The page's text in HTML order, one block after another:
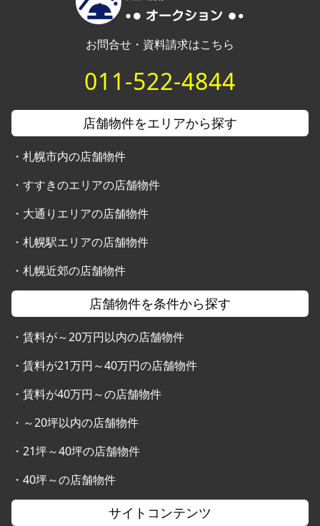
お問合せ・資料請求はこちら
011-522-4844
店舗物件をエリアから探す
・ 札幌市内の店舗物件
・ すすきのエリアの店舗物件
・ 大通りエリアの店舗物件
・ 札幌駅エリアの店舗物件
・ 札幌近郊の店舗物件
店舗物件を条件から探す
・ 賃料が～20万円以内の店舗物件
・ 賃料が21万円～40万円の店舗物件
・ 賃料が40万円～の店舗物件
・ ～20坪以内の店舗物件
・ 21坪～40坪の店舗物件
・ 40坪～の店舗物件
サイトコンテンツ